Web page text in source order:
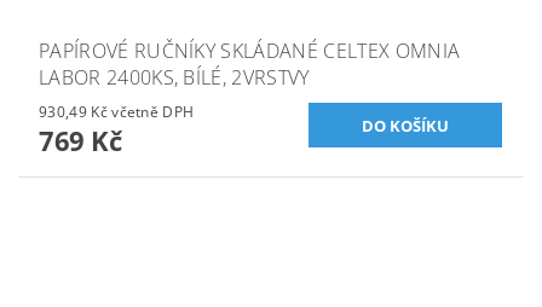
PAPÍROVÉ RUČNÍKY SKLÁDANÉ CELTEX OMNIA
LABOR 2400KS, BÍLÉ, 2VRSTVY
930,49 Kč včetně DPH
769 Kč